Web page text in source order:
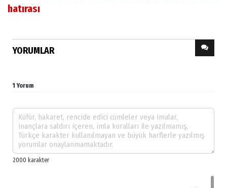
hatırası
YORUMLAR
1 Yorum